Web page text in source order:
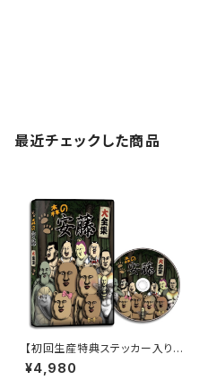
最近チェックした商品
【初回生産特典ステッカー入り】
DVD『森の安藤 大全集』（DVD
限定話入り）
¥4,980